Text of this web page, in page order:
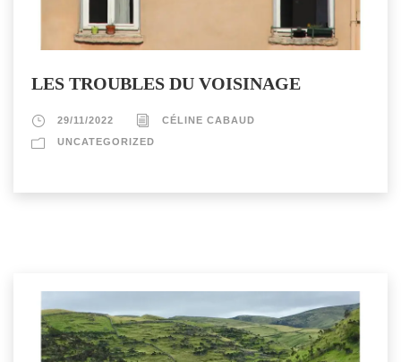
LES TROUBLES DU VOISINAGE
29/11/2022
CÉLINE CABAUD
UNCATEGORIZED